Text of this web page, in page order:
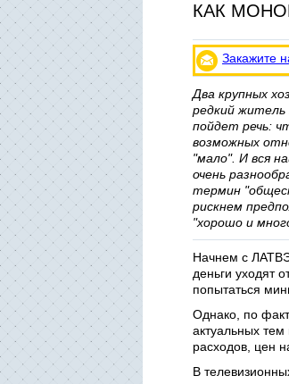
КАК
Закажите
Два крупных
редкий
пойдет речь:
возможных
"мало". И вся
очень
термин
рискнем
"хорошо и
Начнем с
деньги уходят
попытаться
Однако, по
актуальных
расходов, цен
В